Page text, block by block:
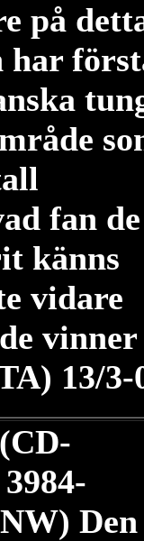
på
har
fan de
känns
vidare
vinner
13/3-
3984-
Den